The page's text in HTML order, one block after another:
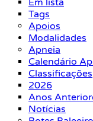
Em lista
Tags
Apoios
Modalidades
Apneia
Calendário
Classificações
2026
Anos
Notícias